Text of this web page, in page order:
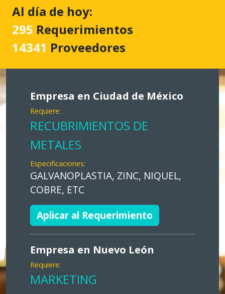
Al día de hoy:
295 Requerimientos
14341 Proveedores
Empresa en Ciudad de México
Requiere:
RECUBRIMIENTOS DE
METALES
Especificaciones:
GALVANOPLASTIA, ZINC, NIQUEL,
COBRE, ETC
Aplicar al Requerimiento
Empresa en Nuevo León
Requiere:
MARKETING